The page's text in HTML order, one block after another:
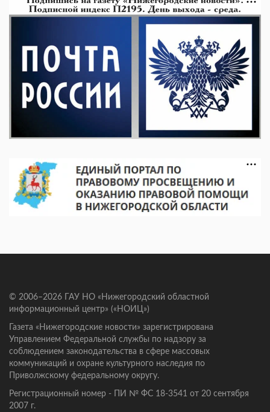
© 2006–2026 ГАУ НО «Нижегородский областной
информационный центр» («НОИЦ»)
Газета «Нижегородские новости» зарегистрирована
Управлением Федеральной службы по надзору за
соблюдением законодательства в сфере массовых
коммуникаций и охране культурного наследия по
Приволжскому федеральному округу.
Регистрационный номер - ПИ № ФС 18-3541 от 20 сентября
2007 г.